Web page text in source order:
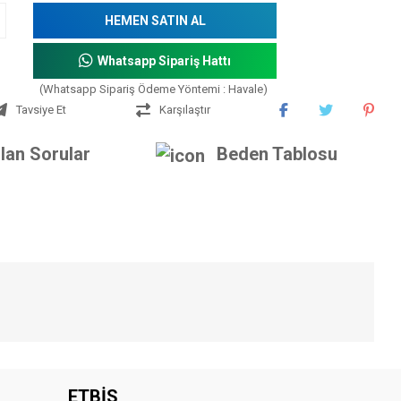
HEMEN SATIN AL
Whatsapp Sipariş Hattı
(Whatsapp Sipariş Ödeme Yöntemi : Havale)
Tavsiye Et
Karşılaştır
Sorular Beden Tablosu
ETBİS